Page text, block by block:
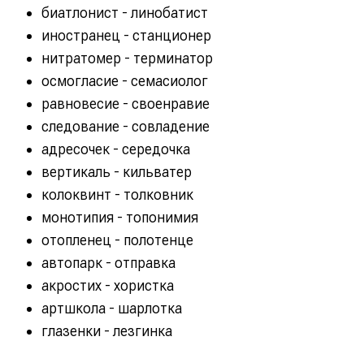
биатлонист - линобатист
иностранец - станционер
нитратомер - терминатор
осмогласие - семасиолог
равновесие - своенравие
следование - совладение
адресочек - середочка
вертикаль - кильватер
колоквинт - толковник
монотипия - топонимия
отопленец - полотенце
автопарк - отправка
акростих - хористка
артшкола - шарлотка
глазенки - лезгинка